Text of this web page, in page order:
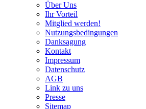
Über Uns
Ihr Vorteil
Mitglied werden!
Nutzungsbedingungen
Danksagung
Kontakt
Impressum
Datenschutz
AGB
Link zu uns
Presse
Sitemap